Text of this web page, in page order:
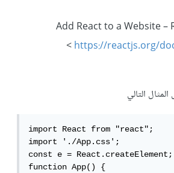
Add React to a Website –
<https://reactjs.org/
التالي
import React from "react";
import './App.css';
const e = React.createElement;
function App() {